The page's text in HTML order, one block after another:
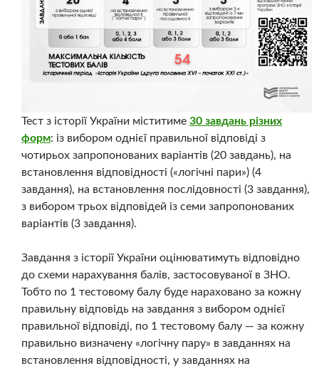
Тест з історії України міститиме 30 завдань різних
форм: із вибором однієї правильної відповіді з
чотирьох запропонованих варіантів (20 завдань), на
встановлення відповідності («логічні пари») (4
завдання), на встановлення послідовності (3 завдання),
з вибором трьох відповідей із семи запропонованих
варіантів (3 завдання).
Завдання з історії України оцінюватимуть відповідно
до схеми нарахування балів, застосовуваної в ЗНО.
Тобто по 1 тестовому балу буде нараховано за кожну
правильну відповідь на завдання з вибором однієї
правильної відповіді, по 1 тестовому балу — за кожну
правильно визначену «логічну пару» в завданнях на
встановлення відповідності, у завданнях на